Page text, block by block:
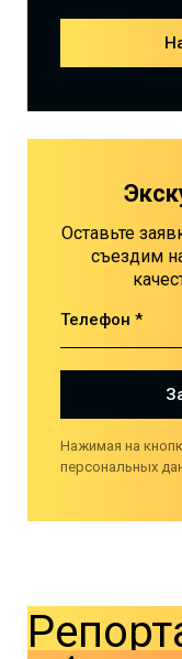
Оставьте
съездим
Телефон *
Нажимая на
персональных